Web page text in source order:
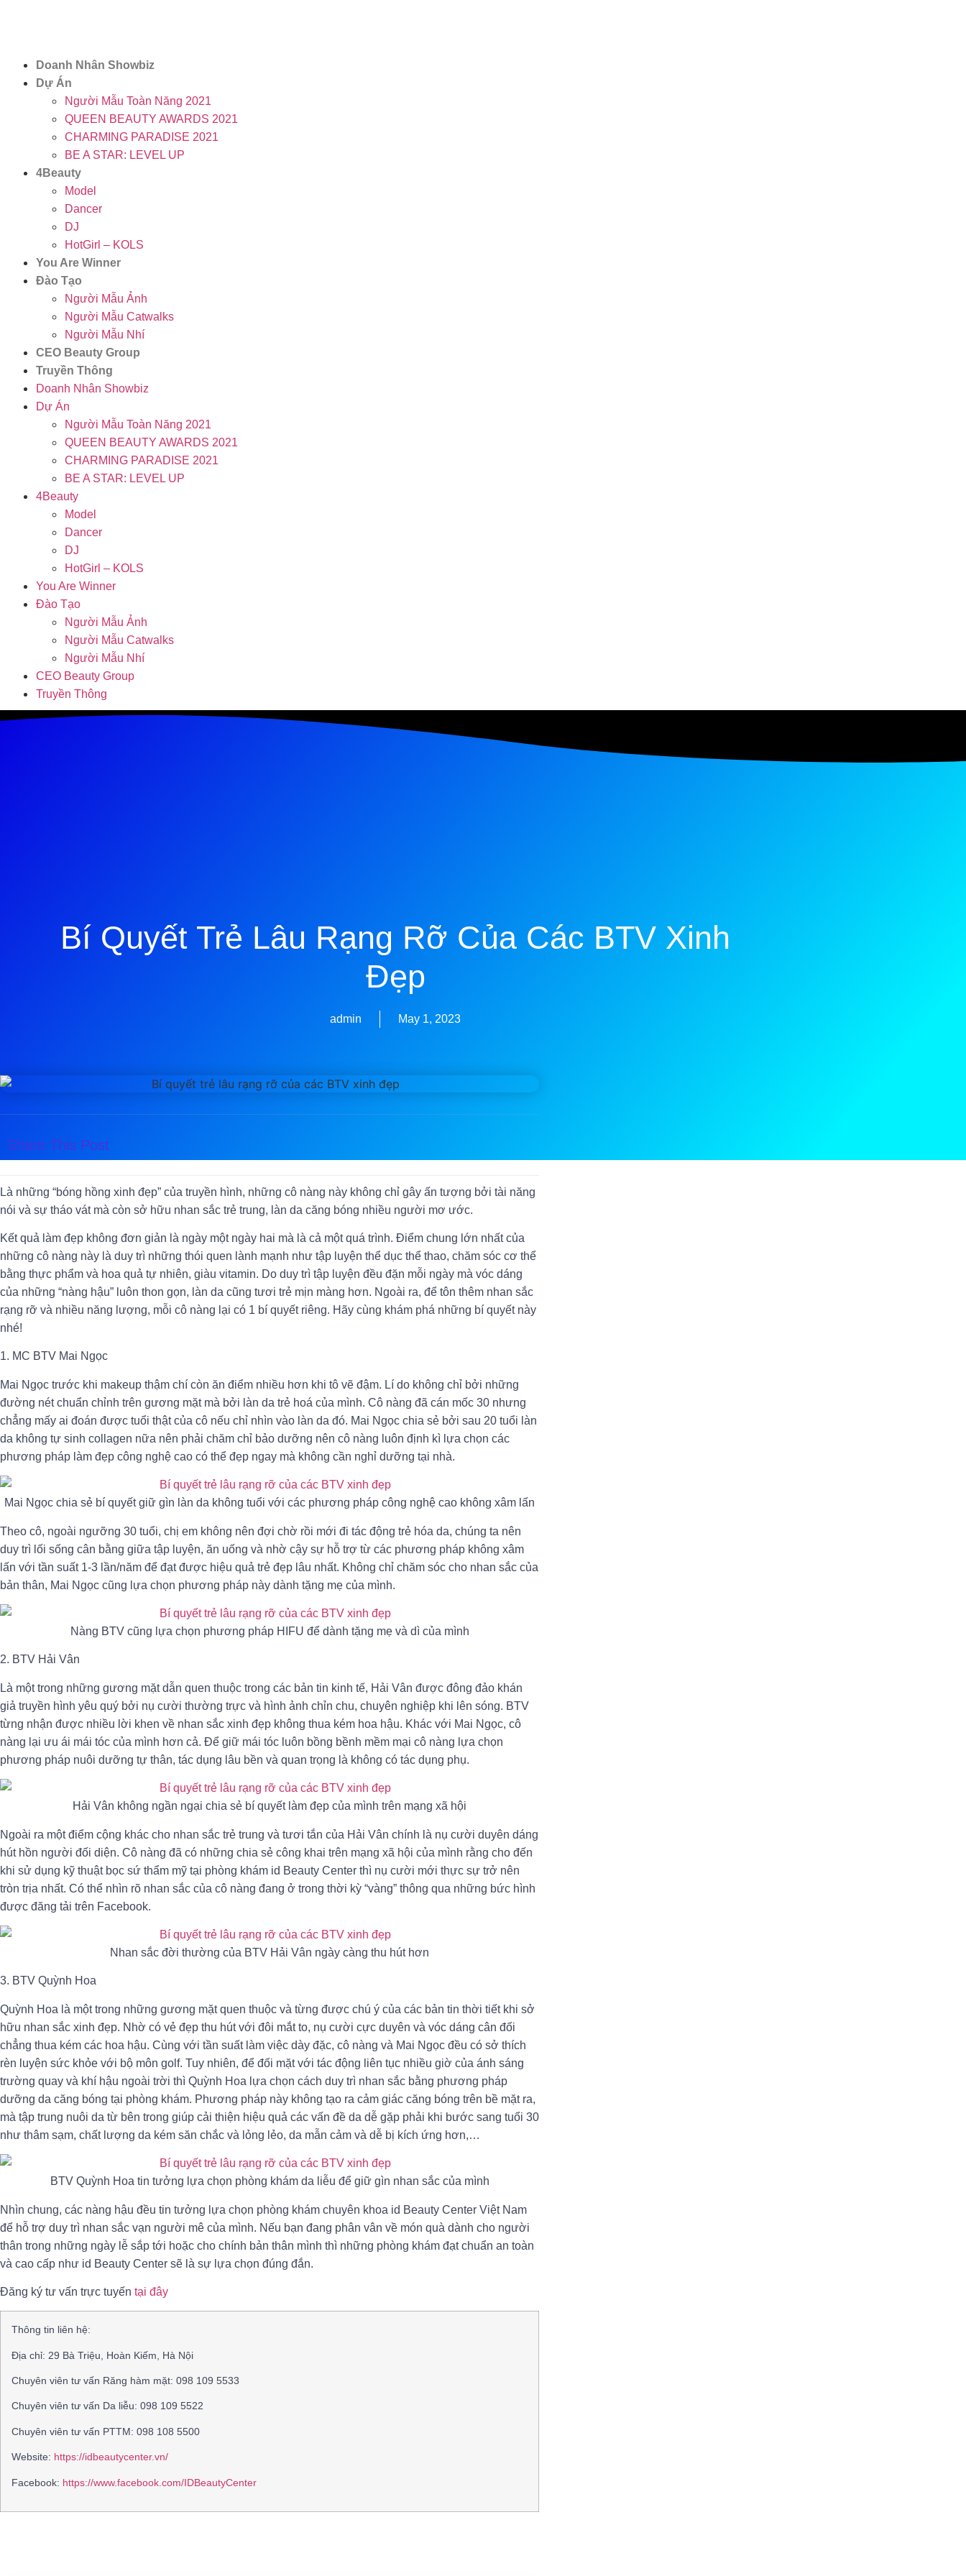
Doanh Nhân Showbiz
Dự Án
Người Mẫu Toàn Năng 2021
QUEEN BEAUTY AWARDS 2021
CHARMING PARADISE 2021
BE A STAR: LEVEL UP
4Beauty
Model
Dancer
DJ
HotGirl – KOLS
You Are Winner
Đào Tạo
Người Mẫu Ảnh
Người Mẫu Catwalks
Người Mẫu Nhí
CEO Beauty Group
Truyền Thông
Doanh Nhân Showbiz
Dự Án
Người Mẫu Toàn Năng 2021
QUEEN BEAUTY AWARDS 2021
CHARMING PARADISE 2021
BE A STAR: LEVEL UP
4Beauty
Model
Dancer
DJ
HotGirl – KOLS
You Are Winner
Đào Tạo
Người Mẫu Ảnh
Người Mẫu Catwalks
Người Mẫu Nhí
CEO Beauty Group
Truyền Thông
Bí Quyết Trẻ Lâu Rạng Rỡ Của Các BTV Xinh
Đẹp
admin May 1, 2023
Share This Post
Là những “bóng hồng xinh đẹp” của truyền hình, những cô nàng này không chỉ gây ấn tượng bởi tài năng
nói và sự tháo vát mà còn sở hữu nhan sắc trẻ trung, làn da căng bóng nhiều người mơ ước.
Kết quả làm đẹp không đơn giản là ngày một ngày hai mà là cả một quá trình. Điểm chung lớn nhất của
những cô nàng này là duy trì những thói quen lành mạnh như tập luyện thể dục thể thao, chăm sóc cơ thể
bằng thực phẩm và hoa quả tự nhiên, giàu vitamin. Do duy trì tập luyện đều đặn mỗi ngày mà vóc dáng
của những “nàng hậu” luôn thon gọn, làn da cũng tươi trẻ mịn màng hơn. Ngoài ra, để tôn thêm nhan sắc
rạng rỡ và nhiều năng lượng, mỗi cô nàng lại có 1 bí quyết riêng. Hãy cùng khám phá những bí quyết này
nhé!
1. MC BTV Mai Ngọc
Mai Ngọc trước khi makeup thậm chí còn ăn điểm nhiều hơn khi tô vẽ đậm. Lí do không chỉ bởi những
đường nét chuẩn chỉnh trên gương mặt mà bởi làn da trẻ hoá của mình. Cô nàng đã cán mốc 30 nhưng
chẳng mấy ai đoán được tuổi thật của cô nếu chỉ nhìn vào làn da đó. Mai Ngọc chia sẻ bởi sau 20 tuổi làn
da không tự sinh collagen nữa nên phải chăm chỉ bảo dưỡng nên cô nàng luôn định kì lựa chọn các
phương pháp làm đẹp công nghệ cao có thể đẹp ngay mà không cần nghỉ dưỡng tại nhà.
Mai Ngọc chia sẻ bí quyết giữ gìn làn da không tuổi với các phương pháp công nghệ cao không xâm lấn
Theo cô, ngoài ngưỡng 30 tuổi, chị em không nên đợi chờ rồi mới đi tác động trẻ hóa da, chúng ta nên
duy trì lối sống cân bằng giữa tập luyện, ăn uống và nhờ cậy sự hỗ trợ từ các phương pháp không xâm
lấn với tần suất 1-3 lần/năm để đạt được hiệu quả trẻ đẹp lâu nhất. Không chỉ chăm sóc cho nhan sắc của
bản thân, Mai Ngọc cũng lựa chọn phương pháp này dành tặng mẹ của mình.
Nàng BTV cũng lựa chọn phương pháp HIFU để dành tặng mẹ và dì của mình
2. BTV Hải Vân
Là một trong những gương mặt dẫn quen thuộc trong các bản tin kinh tế, Hải Vân được đông đảo khán
giả truyền hình yêu quý bởi nụ cười thường trực và hình ảnh chỉn chu, chuyên nghiệp khi lên sóng. BTV
từng nhận được nhiều lời khen về nhan sắc xinh đẹp không thua kém hoa hậu. Khác với Mai Ngọc, cô
nàng lại ưu ái mái tóc của mình hơn cả. Để giữ mái tóc luôn bồng bềnh mềm mại cô nàng lựa chọn
phương pháp nuôi dưỡng tự thân, tác dụng lâu bền và quan trọng là không có tác dụng phụ.
Hải Vân không ngần ngại chia sẻ bí quyết làm đẹp của mình trên mạng xã hội
Ngoài ra một điểm cộng khác cho nhan sắc trẻ trung và tươi tắn của Hải Vân chính là nụ cười duyên dáng
hút hồn người đối diện. Cô nàng đã có những chia sẻ công khai trên mạng xã hội của mình rằng cho đến
khi sử dụng kỹ thuật bọc sứ thẩm mỹ tại phòng khám id Beauty Center thì nụ cười mới thực sự trở nên
tròn trịa nhất. Có thể nhìn rõ nhan sắc của cô nàng đang ở trong thời kỳ “vàng” thông qua những bức hình
được đăng tải trên Facebook.
Nhan sắc đời thường của BTV Hải Vân ngày càng thu hút hơn
3. BTV Quỳnh Hoa
Quỳnh Hoa là một trong những gương mặt quen thuộc và từng được chú ý của các bản tin thời tiết khi sở
hữu nhan sắc xinh đẹp. Nhờ có vẻ đẹp thu hút với đôi mắt to, nụ cười cực duyên và vóc dáng cân đối
chẳng thua kém các hoa hậu. Cùng với tần suất làm việc dày đặc, cô nàng và Mai Ngọc đều có sở thích
rèn luyện sức khỏe với bộ môn golf. Tuy nhiên, để đối mặt với tác động liên tục nhiều giờ của ánh sáng
trường quay và khí hậu ngoài trời thì Quỳnh Hoa lựa chọn cách duy trì nhan sắc bằng phương pháp
dưỡng da căng bóng tại phòng khám. Phương pháp này không tạo ra cảm giác căng bóng trên bề mặt ra,
mà tập trung nuôi da từ bên trong giúp cải thiện hiệu quả các vấn đề da dễ gặp phải khi bước sang tuổi 30
như thâm sạm, chất lượng da kém săn chắc và lỏng lẻo, da mẫn cảm và dễ bị kích ứng hơn,…
BTV Quỳnh Hoa tin tưởng lựa chọn phòng khám da liễu để giữ gìn nhan sắc của mình
Nhìn chung, các nàng hậu đều tin tưởng lựa chọn phòng khám chuyên khoa id Beauty Center Việt Nam
để hỗ trợ duy trì nhan sắc vạn người mê của mình. Nếu bạn đang phân vân về món quà dành cho người
thân trong những ngày lễ sắp tới hoặc cho chính bản thân mình thì những phòng khám đạt chuẩn an toàn
và cao cấp như id Beauty Center sẽ là sự lựa chọn đúng đắn.
Đăng ký tư vấn trực tuyến tại đây
Thông tin liên hệ:
Địa chỉ: 29 Bà Triệu, Hoàn Kiếm, Hà Nội
Chuyên viên tư vấn Răng hàm mặt: 098 109 5533
Chuyên viên tư vấn Da liễu: 098 109 5522
Chuyên viên tư vấn PTTM: 098 108 5500
Website: https://idbeautycenter.vn/
Facebook: https://www.facebook.com/IDBeautyCenter